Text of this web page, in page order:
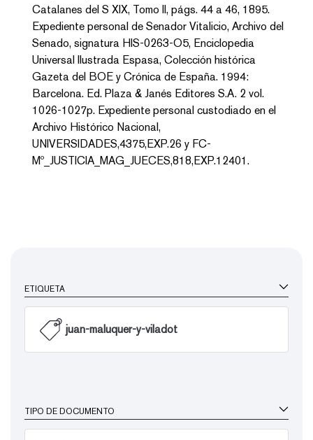
Catalanes del S XIX, Tomo II, págs. 44 a 46, 1895.
Expediente personal de Senador Vitalicio, Archivo del
Senado, signatura HIS-0263-O5, Enciclopedia
Universal Ilustrada Espasa, Colección histórica
Gazeta del BOE y Crónica de España. 1994:
Barcelona. Ed. Plaza & Janés Editores S.A. 2 vol.
1026-1027p. Expediente personal custodiado en el
Archivo Histórico Nacional,
UNIVERSIDADES,4375,EXP.26 y FC-
Mº_JUSTICIA_MAG_JUECES,818,EXP.12401.
ETIQUETA
juan-maluquer-y-viladot
TIPO DE DOCUMENTO